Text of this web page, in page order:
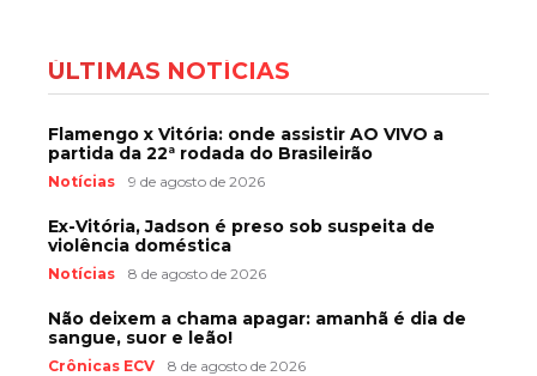
ÚLTIMAS NOTÍCIAS
Flamengo x Vitória: onde assistir AO VIVO a
partida da 22ª rodada do Brasileirão
Notícias 9 de agosto de 2026
Ex-Vitória, Jadson é preso sob suspeita de
violência doméstica
Notícias 8 de agosto de 2026
Não deixem a chama apagar: amanhã é dia de
sangue, suor e leão!
Crônicas ECV 8 de agosto de 2026